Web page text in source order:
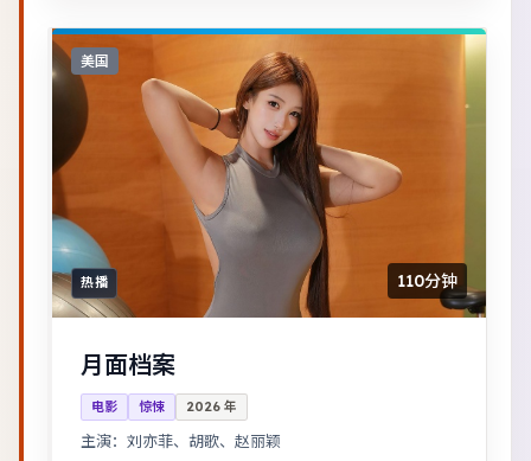
美国
热播 110分钟
月面档案
电影 惊悚 2026 年
主演： 刘亦菲、胡歌、赵丽颖